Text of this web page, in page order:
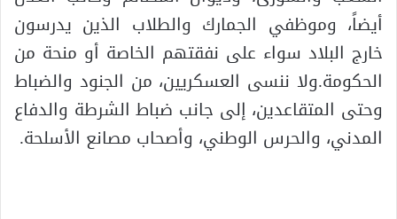
أيضاً، وموظفي الجمارك والطلاب الذين يدرسون
خارج البلاد سواء على نفقتهم الخاصة أو منحة من
الحكومة.ولا ننسى العسكريين، من الجنود والضباط
وحتى المتقاعدين، إلى جانب ضباط الشرطة والدفاع
المدني، والحرس الوطني، وأصحاب مصانع الأسلحة.